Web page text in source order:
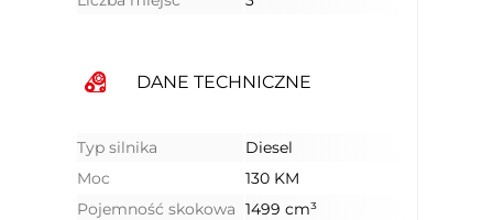
DANE TECHNICZNE
Typ silnika
Diesel
Moc
130 KM
Pojemność skokowa 1499 cm³